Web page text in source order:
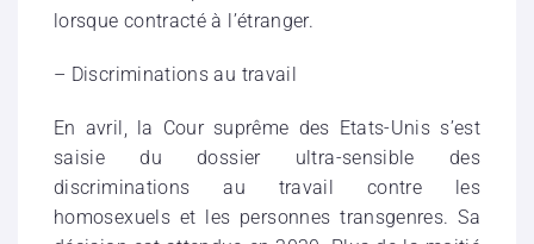
lorsque contracté à l’étranger.
– Discriminations au travail
En avril, la Cour suprême des Etats-Unis s’est
saisie du dossier ultra-sensible des
discriminations au travail contre les
homosexuels et les personnes transgenres. Sa